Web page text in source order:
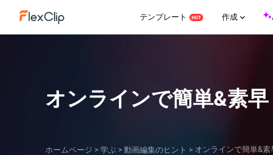
テンプレート 作成
オンラインで簡単&素
ホームページ > 学ぶ > 動画編集のヒント > オンラインで簡単&